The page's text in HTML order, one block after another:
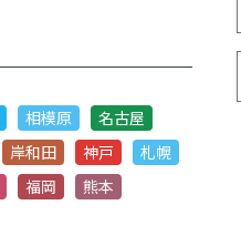
相模原
名古屋
岸和田 神戸
札幌
福岡 熊本